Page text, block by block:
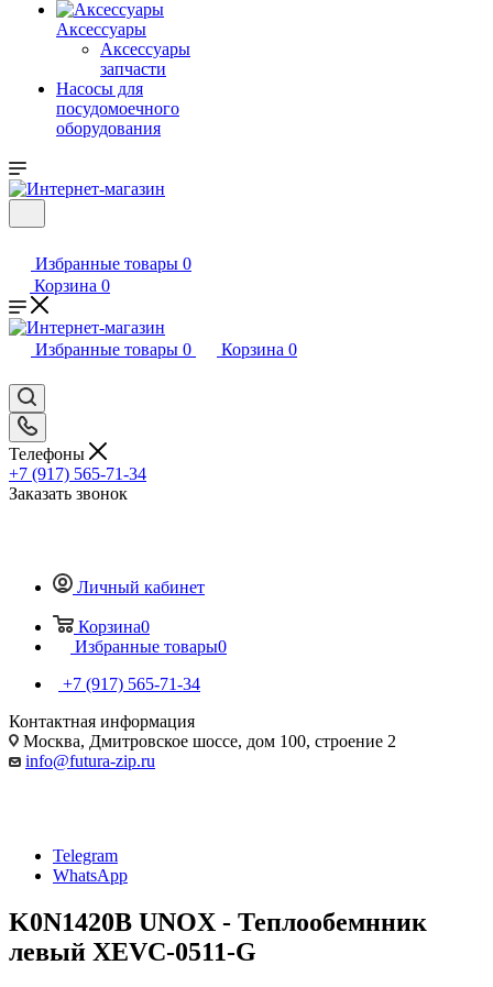
Аксессуары
Аксессуары
запчасти
Насосы для
посудомоечного
оборудования
Избранные товары 0
Корзина 0
Избранные товары 0 Корзина 0
Телефоны
+7 (917) 565-71-34
Заказать звонок
Личный кабинет
Корзина0
Избранные товары0
+7 (917) 565-71-34
Контактная информация
Москва, Дмитровское шоссе, дом 100, строение 2
info@futura-zip.ru
Telegram
WhatsApp
K0N1420B UNOX - Теплообемнник
левый XEVC-0511-G